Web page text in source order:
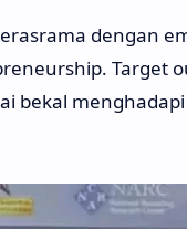
dengan
Target
bekal